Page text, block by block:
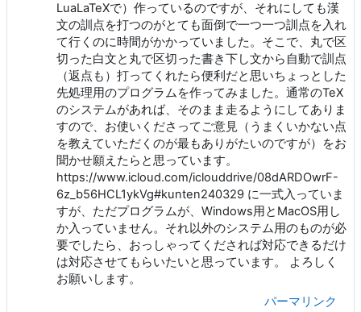
LuaLaTeXで）作っているのですが、それにしても漢
文の訓点を打つのがとても面倒で一つ一つ訓点を入れ
て行くのに時間がかかっていました。そこで、丸で区
切った白文と丸で区切った書き下し文から自動で訓点
（返点も）打ってくれたら便利だと思いちょっとした
先処理用のプログラムを作ってみました。通常のTeX
のシステムがあれば、そのまま走るようにしてありま
すので、お使いくださってご意見（うまくいかない点
を教えていただくのが最もありがたいのですが）をお
聞かせ願えたらと思っています。
https://www.icloud.com/iclouddrive/08dARDOwrF-
6z_b56HCL1ykVg#kunten240329 に一式入っていま
すが、ただプログラムが、Windows用とMacOS用し
か入っていません。それ以外のシステム用のものが必
要でしたら、おっしゃってくだされば対応できるだけ
は対応させてもらいたいと思っています。 よろしく
お願いします。
パーマリンク